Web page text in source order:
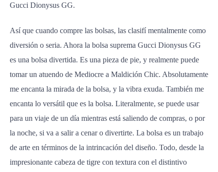
Gucci Dionysus GG.
Así que cuando compre las bolsas, las clasifí mentalmente como
diversión o seria. Ahora la bolsa suprema Gucci Dionysus GG
es una bolsa divertida. Es una pieza de pie, y realmente puede
tomar un atuendo de Mediocre a Maldición Chic. Absolutamente
me encanta la mirada de la bolsa, y la vibra exuda. También me
encanta lo versátil que es la bolsa. Literalmente, se puede usar
para un viaje de un día mientras está saliendo de compras, o por
la noche, si va a salir a cenar o divertirte. La bolsa es un trabajo
de arte en términos de la intrincación del diseño. Todo, desde la
impresionante cabeza de tigre con textura con el distintivo